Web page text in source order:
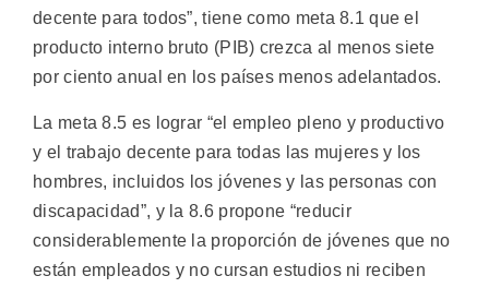
decente para todos”, tiene como meta 8.1 que el
producto interno bruto (PIB) crezca al menos siete
por ciento anual en los países menos adelantados.
La meta 8.5 es lograr “el empleo pleno y productivo
y el trabajo decente para todas las mujeres y los
hombres, incluidos los jóvenes y las personas con
discapacidad”, y la 8.6 propone “reducir
considerablemente la proporción de jóvenes que no
están empleados y no cursan estudios ni reciben